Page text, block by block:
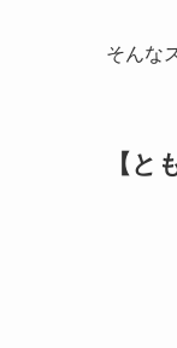
そんな
【